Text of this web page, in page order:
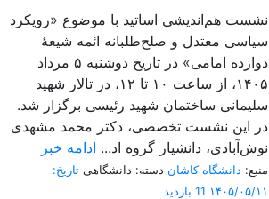
نشست هم‌اندیشی اساتید با موضوع «رویکرد
سیاسی معتدل و صلح‌طلبانه ائمه شیعۀ
دوازده امامی» در تاریخ دوشنبه ۵ مرداد
۱۴۰۵، از ساعت ۱۰ تا ۱۲، در تالار شهید
سلیمانی ساختمان شهید رئیسی برگزار شد.
در این نشست تخصصی، دکتر محمد مشهدی
نوش‌آبادی، دانشیار گروه اد... ادامه خبر
منبع: دانشگاه کاشان دسته: دانشگاهی تاریخ:
۱۴۰۵/۰۵/۱۱ 11 بازدید